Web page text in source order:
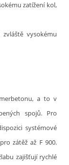
zatížení kol,
vysokému
a to v
spojů. Pro
systémové
zátěž až F 900.
zajišťují rychlé